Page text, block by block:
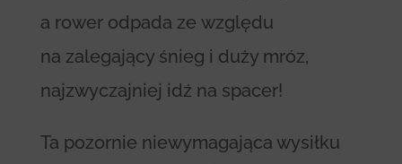
a rower odpada ze względu
na zalegający śnieg i duży mróz,
najzwyczajniej idź na spacer!
Ta pozornie niewymagająca wysiłku